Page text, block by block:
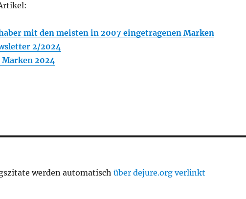
mit den meisten in 2007 eingetragenen Marken
2/2024
Marken 2024
werden automatischüber dejure.org verlinkt